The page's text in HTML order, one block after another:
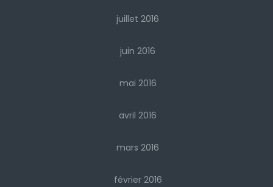
juillet 2016
juin 2016
mai 2016
avril 2016
mars 2016
février 2016